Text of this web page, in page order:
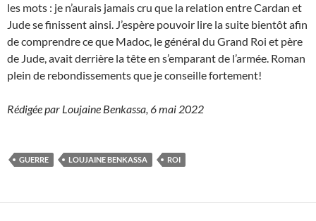
les mots : je n’aurais jamais cru que la relation entre Cardan et
Jude se finissent ainsi. J’espère pouvoir lire la suite bientôt afin
de comprendre ce que Madoc, le général du Grand Roi et père
de Jude, avait derrière la tête en s’emparant de l’armée. Roman
plein de rebondissements que je conseille fortement!
Rédigée par Loujaine Benkassa, 6 mai 2022
GUERRE LOUJAINE BENKASSA ROI